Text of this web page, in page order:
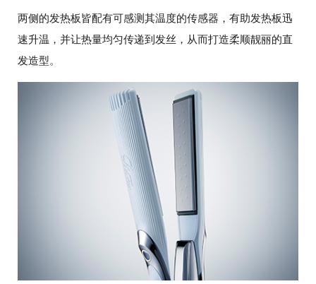
两侧的发热板皆配有可感测其温度的传感器，有助发热板迅
速升温，并让热量均匀传递到发丝，从而打造柔顺靓丽的直
发造型。